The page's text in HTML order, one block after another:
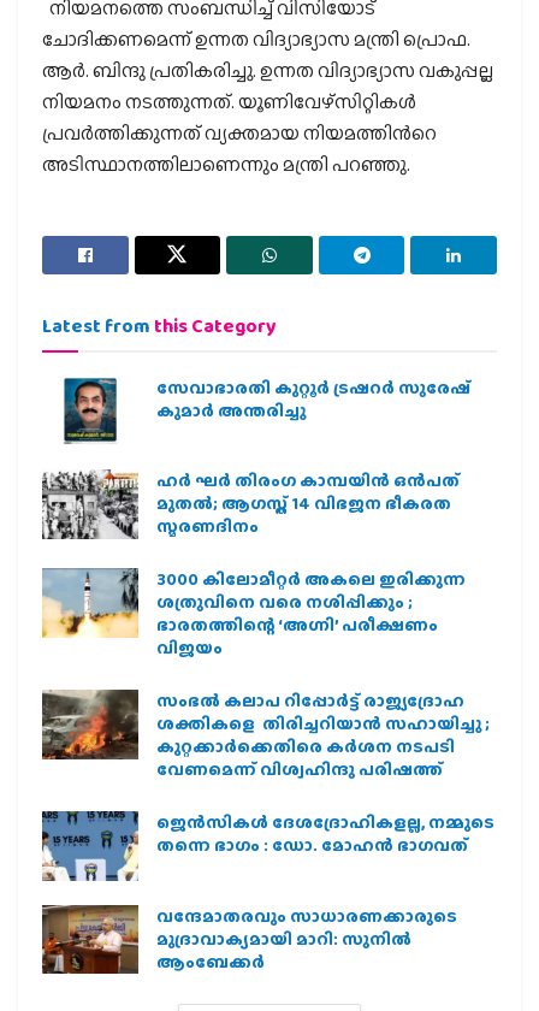
നിയമനത്തെ സംബന്ധിച്ച് വിസിയോട്
ചോദിക്കണമെന്ന് ഉന്നത വിദ്യാഭ്യാസ മന്ത്രി പ്രൊഫ.
ആര്‍. ബിന്ദു പ്രതികരിച്ചു. ഉന്നത വിദ്യാഭ്യാസ വകുപ്പല്ല
നിയമനം നടത്തുന്നത്. യൂണിവേഴ്‌സിറ്റികള്‍
പ്രവര്‍ത്തിക്കുന്നത് വ്യക്തമായ നിയമത്തിന്‍റെ
അടിസ്ഥാനത്തിലാണെന്നും മന്ത്രി പറഞ്ഞു.
Latest from this Category
സേവാഭാരതി കുറ്റൂർ ട്രഷറർ സുരേഷ്
കുമാർ അന്തരിച്ചു
ഹര്‍ ഘര്‍ തിരംഗ കാമ്പയിന്‍ ഒന്‍പത്
മുതല്‍; ആഗസ്ത് 14 വിഭജന ഭീകരത
സ്മരണദിനം
3000 കിലോമീറ്റർ അകലെ ഇരിക്കുന്ന
ശത്രുവിനെ വരെ നശിപ്പിക്കും ;
ഭാരതത്തിന്റെ ‘അഗ്നി’ പരീക്ഷണം
വിജയം
സംഭൽ കലാപ റിപ്പോർട്ട് രാജ്യദ്രോഹ
ശക്തികളെ തിരിച്ചറിയാൻ സഹായിച്ചു ;
കുറ്റക്കാർക്കെതിരെ കർശന നടപടി
വേണമെന്ന് വിശ്വഹിന്ദു പരിഷത്ത്
ജെന്‍സികള്‍ ദേശദ്രോഹികളല്ല, നമ്മുടെ
തന്നെ ഭാഗം : ഡോ. മോഹന്‍ ഭാഗവത്
വന്ദേമാതരവും സാധാരണക്കാരുടെ
മുദ്രാവാക്യമായി മാറി: സുനിൽ
ആംബേക്കർ